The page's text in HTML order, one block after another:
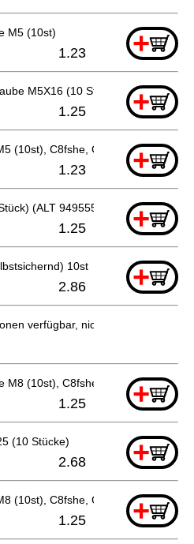
M5 (10st) +
1.23
M5X16 (10 Stücke) +
1.25
(10st), C8fshe, C8fse +
1.23
(ALT 949555Z +
1.25
10st +
2.86
verfügbar, nicht bestellbar
M8 (10st), C8fshe, C8fse+
1.25
(10 Stücke) +
2.68
(10st), C8fshe, Cm9by, C8fse
+
1.25